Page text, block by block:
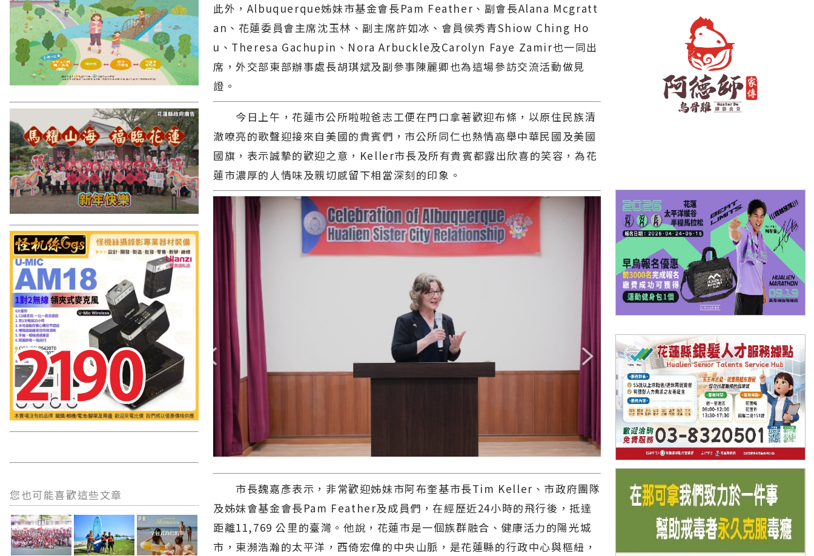
彰化縣
您也可能喜歡這些文章
PR
此外，Albuquerque姊妹市基金會長Pam Feather、副會長Alana Mcgratt
an、花蓮委員會主席沈玉林、副主席許如冰、會員侯秀青Shiow Ching Ho
u、Theresa Gachupin、Nora Arbuckle及Carolyn Faye Zamir也一同出
席，外交部東部辦事處長胡琪斌及副參事陳麗卿也為這場參訪交流活動做見
證。
今日上午，花蓮市公所啦啦爸志工便在門口拿著歡迎布條，以原住民族清
澈嘹亮的歌聲迎接來自美國的貴賓們，市公所同仁也熱情高舉中華民國及美國
國旗，表示誠摯的歡迎之意，Keller市長及所有貴賓都露出欣喜的笑容，為花
蓮市濃厚的人情味及親切感留下相當深刻的印象。
市長魏嘉彥表示，非常歡迎姊妹市阿布奎基市長Tim Keller、市政府團隊
及姊妹會基金會長Pam Feather及成員們，在經歷近24小時的飛行後，抵達
距離11,769 公里的臺灣。他說，花蓮市是一個族群融合、健康活力的陽光城
市，東瀕浩瀚的太平洋，西倚宏偉的中央山脈，是花蓮縣的行政中心與樞紐，